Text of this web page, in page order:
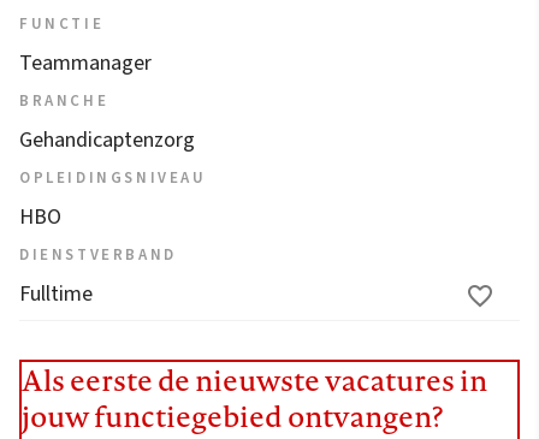
FUNCTIE
Teammanager
BRANCHE
Gehandicaptenzorg
OPLEIDINGSNIVEAU
HBO
DIENSTVERBAND
Fulltime
Als eerste de nieuwste vacatures in
jouw functiegebied ontvangen?